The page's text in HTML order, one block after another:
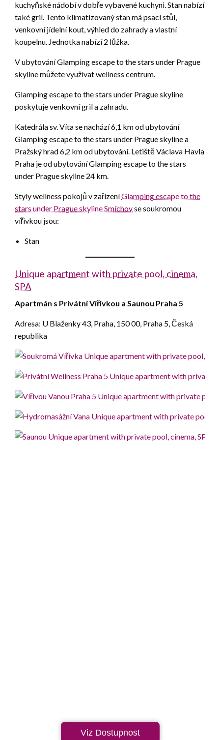
kuchyňské nádobí v dobře vybavené kuchyni. Stan nabízí
také gril. Tento klimatizovaný stan má psací stůl,
venkovní jídelní kout, výhled do zahrady a vlastní
koupelnu. Jednotka nabízí 2 lůžka.
V ubytování Glamping escape to the stars under Prague
skyline můžete využívat wellness centrum.
Glamping escape to the stars under Prague skyline
poskytuje venkovní gril a zahradu.
Katedrála sv. Víta se nachází 6,1 km od ubytování
Glamping escape to the stars under Prague skyline a
Pražský hrad 6,2 km od ubytování. Letiště Václava Havla
Praha je od ubytování Glamping escape to the stars
under Prague skyline 24 km.
Styly wellness pokojů v zařízeníGlamping escape to the
stars under Prague skyline Smíchovse soukromou
vířivkou jsou:
Stan
Unique apartment with private pool, cinema,
SPA
Apartmán s Privátní Vířivkou a Saunou Praha 5
Adresa: U Blaženky 43, Praha, 150 00, Praha 5, Česká
republika
Viz Dostupnost